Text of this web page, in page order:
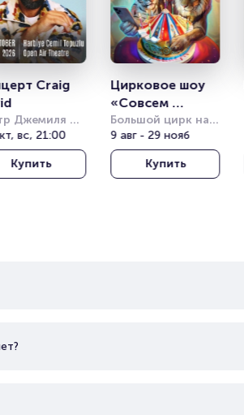
Craig
Джемиля
под
небом
Cemil
Open Air
вс, 21:00
Купить
Цирковое шоу
«Совсем
большой»
Большой цирк на
проспекте
Вернадского
9 авг - 29 нояб
Купить